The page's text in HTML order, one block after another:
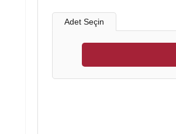
Adet Seçin